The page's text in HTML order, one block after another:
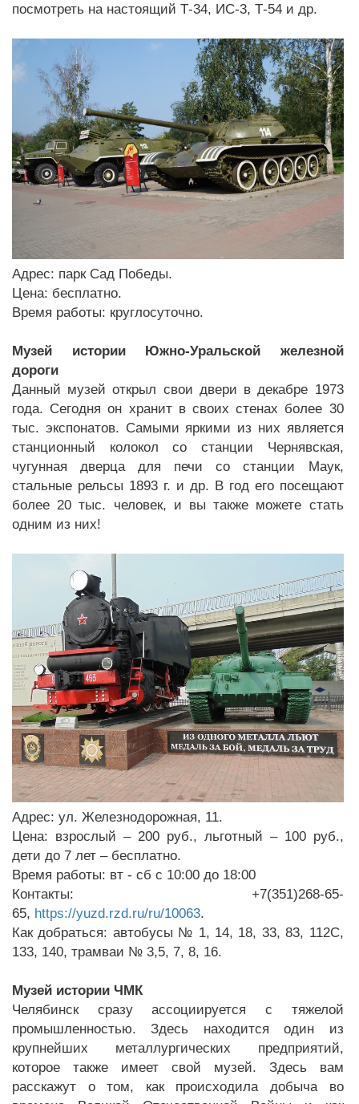
посмотреть на настоящий Т-34, ИС-3, Т-54 и др.
Адрес: парк Сад Победы.
Цена: бесплатно.
Время работы: круглосуточно.
Музей истории Южно-Уральской железной
дороги
Данный музей открыл свои двери в декабре 1973
года. Сегодня он хранит в своих стенах более 30
тыс. экспонатов. Самыми яркими из них является
станционный колокол со станции Чернявская,
чугунная дверца для печи со станции Маук,
стальные рельсы 1893 г. и др. В год его посещают
более 20 тыс. человек, и вы также можете стать
одним из них!
Адрес: ул. Железнодорожная, 11.
Цена: взрослый – 200 руб., льготный – 100 руб.,
дети до 7 лет – бесплатно.
Время работы: вт - сб с 10:00 до 18:00
Контакты: +7(351)268-65-
65, https://yuzd.rzd.ru/ru/10063.
Как добраться: автобусы № 1, 14, 18, 33, 83, 112С,
133, 140, трамваи № 3,5, 7, 8, 16.
Музей истории ЧМК
Челябинск сразу ассоциируется с тяжелой
промышленностью. Здесь находится один из
крупнейших металлургических предприятий,
которое также имеет свой музей. Здесь вам
расскажут о том, как происходила добыча во